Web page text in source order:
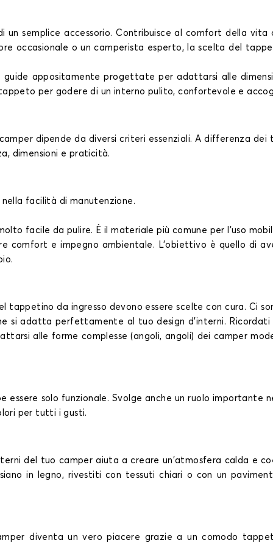
un semplice accessorio. Contribuisce al comfort della
occasionale o un camperista esperto, la scelta del
appositamente progettate per adattarsi alle
per godere di un interno pulito, confortevole e
dipende da diversi criteri essenziali. A differenza
dimensioni e praticità.
facilità di manutenzione.
facile da pulire. È il materiale più comune per l'uso
comfort e impegno ambientale. L'obiettivo è quello di
tappetino da ingresso devono essere scelte con cura. Ci
si adatta perfettamente al tuo design d'interni. Ricordati
alle forme complesse (angoli, angoli) dei camper
essere solo funzionale. Svolge anche un ruolo
per tutti i gusti.
del tuo camper aiuta a creare un'atmosfera calda e
in legno, rivestiti con tessuti chiari o con un
diventa un vero piacere grazie a un comodo